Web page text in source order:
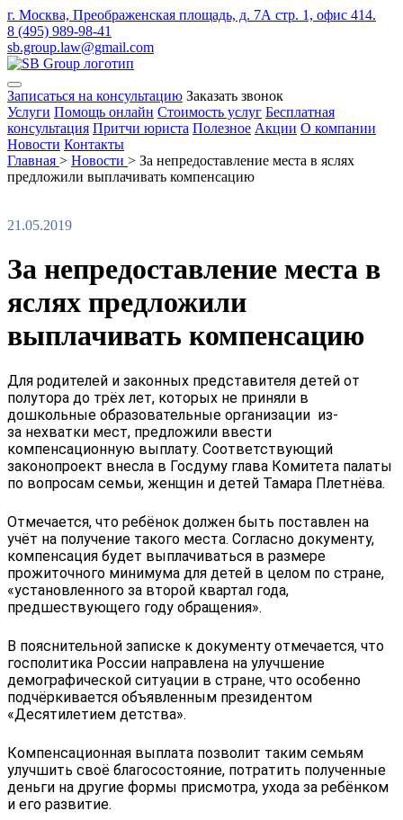
г. Москва, Преображенская площадь, д. 7А стр. 1, офис 414.
8 (495) 989-98-41
sb.group.law@gmail.com
Записаться на консультацию Заказать звонок
Услуги Помощь онлайн Стоимость услуг Бесплатная
консультация Притчи юриста Полезное Акции О компании
Новости Контакты
Главная > Новости > За непредоставление места в яслях
предложили выплачивать компенсацию
21.05.2019
За непредоставление места в
яслях предложили
выплачивать компенсацию
Для родителей и законных представителя детей от
полутора до трёх лет, которых не приняли в
дошкольные образовательные организации из-
за нехватки мест, предложили ввести
компенсационную выплату. Соответствующий
законопроект внесла в Госдуму глава Комитета палаты
по вопросам семьи, женщин и детей Тамара Плетнёва.
Отмечается, что ребёнок должен быть поставлен на
учёт на получение такого места. Согласно документу,
компенсация будет выплачиваться в размере
прожиточного минимума для детей в целом по стране,
«установленного за второй квартал года,
предшествующего году обращения».
В пояснительной записке к документу отмечается, что
госполитика России направлена на улучшение
демографической ситуации в стране, что особенно
подчёркивается объявленным президентом
«Десятилетием детства».
Компенсационная выплата позволит таким семьям
улучшить своё благосостояние, потратить полученные
деньги на другие формы присмотра, ухода за ребёнком
и его развитие.